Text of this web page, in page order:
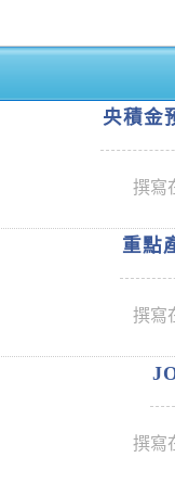
央積金
撰寫
重點
撰寫
撰寫